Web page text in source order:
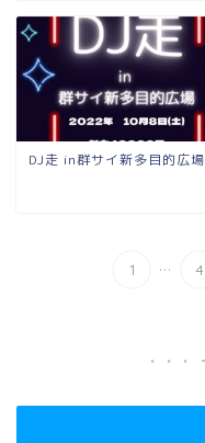
DJ走 in群サイ新多目的広場
1 ... 4